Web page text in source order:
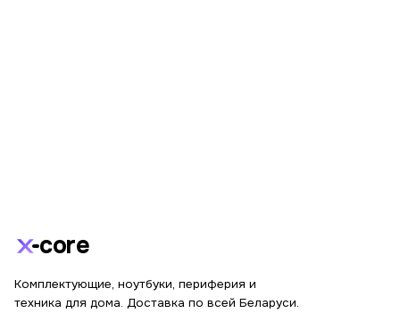
core
Комплектующие, ноутбуки, периферия и
техника для дома. Доставка по всей Беларуси.